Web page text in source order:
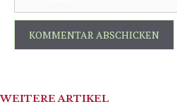
WEITERE ARTIKEL